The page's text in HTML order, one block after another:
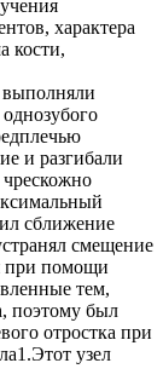
характера
кости,
выполняли
и разгибали
чрескожно
сближение
смещение
при помощи
тем,
поэтому был
отростка при
узел